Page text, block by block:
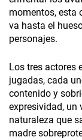
momentos, esta
va hasta el
personajes.
Los tres actores
jugadas, cada
contenido y
expresividad, un
naturaleza que
madre